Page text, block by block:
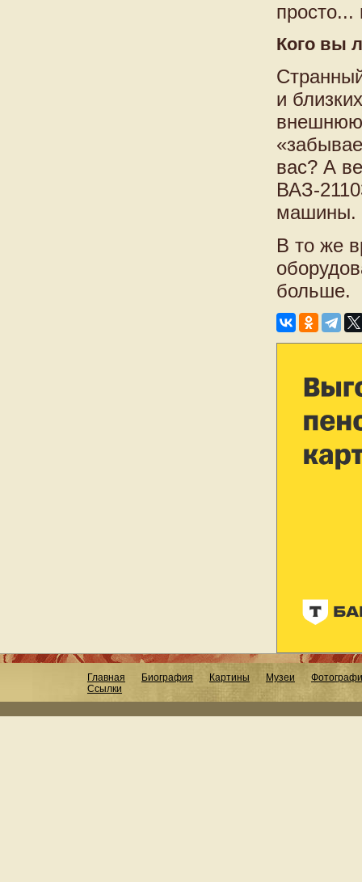
просто...
Кого вы
и
внешнюю
вас? А
ВАЗ-
машины.
В то же
больше.
Главная Биография Картины Музеи
Ссылки